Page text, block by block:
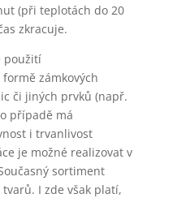
(při teplotách do 20
zkracuje.
použití
zámkových
či jiných prvků (např.
případě má
i trvanlivost
je možné realizovat v
sortiment
I zde však platí,